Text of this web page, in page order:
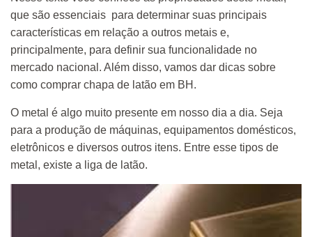
que são essenciais para determinar suas principais
características em relação a outros metais e,
principalmente, para definir sua funcionalidade no
mercado nacional. Além disso, vamos dar dicas sobre
como comprar chapa de latão em BH.
O metal é algo muito presente em nosso dia a dia. Seja
para a produção de máquinas, equipamentos domésticos,
eletrônicos e diversos outros itens. Entre esse tipos de
metal, existe a liga de latão.